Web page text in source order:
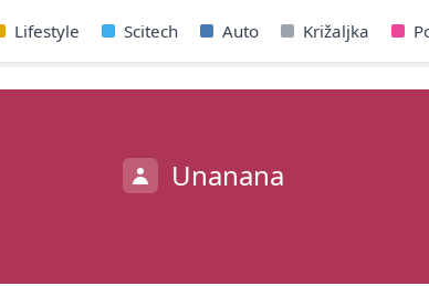
Lifestyle Scitech Auto Križaljka
Unanana